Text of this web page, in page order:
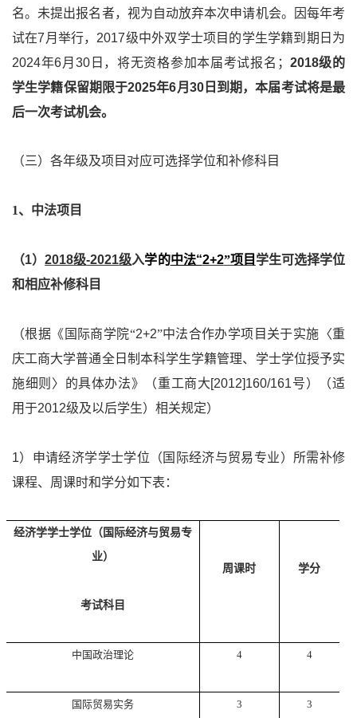
名。未提出报名者，视为自动放弃本次申请机会。因每年考
试在7 月举行， 2017级中外双学士项目的学生学籍到期日为
2024年6月 30日，将无资格参加本届考试报名； 2018级的
学生学籍保留期限于2025年6月 30日到期，本届考试将是最
后一次考试机会。
（三）各年级及项目对应可选择学位和补修科目
1、中法项目
（1）2018级-2021级入学的中法“2+2”项目 学生可选择学位
和相应补修科目
（根据《国际商学院“2+2”中法合作办学项目关于实施〈重
庆工商大学普通全日制本科学生学籍管理、学士学位授予实
施细则〉的具体办法》（重工商大[2012]160/161号）（适
用于2012级及以后学生）相关规定）
1）申请经济学学士学位（国际经济与贸易专业）所需补修
课程、周课时和学分如下表：
经济学学士学位（国际经济与贸易专
业）
考试科目
周课时 学分
中国政治理论 4 4
国际贸易实务 3 3